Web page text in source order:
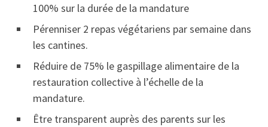
100% sur la durée de la mandature
Pérenniser 2 repas végétariens par semaine dans
les cantines.
Réduire de 75% le gaspillage alimentaire de la
restauration collective à l’échelle de la
mandature.
Être transparent auprès des parents sur les